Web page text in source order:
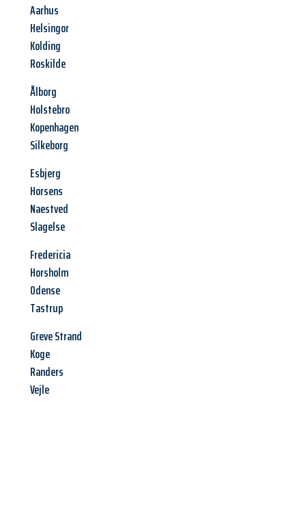
Aarhus
Helsingor
Kolding
Roskilde
Ålborg
Holstebro
Kopenhagen
Silkeborg
Esbjerg
Horsens
Naestved
Slagelse
Fredericia
Horsholm
Odense
Tastrup
Greve Strand
Koge
Randers
Vejle